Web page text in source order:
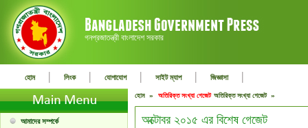
গনপ্রজাতন্ত্রী বাংলাদেশ সরকার
হোম | লিংক | যোগাযোগ | সাইট ম্যাপ | জিজ্ঞাসা |
আমাদের সম্পর্কে
হোম » অতিরিক্ত সংখ্যা গেজেট অতিরিক্ত সংখ্যা গেজেট »
অক্টোবর ২০১৫ এর বিশেষ গেজেট